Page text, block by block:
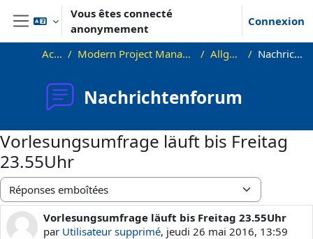
Passer au contenu principal
Panneau latéral
Vous êtes connecté
anonymement
Connexion
Accueil Modern Project Management in ICT, HUST Allgemeines Nachrichtenforum
Nachrichtenforum
Vorlesungsumfrage läuft bis Freitag
23.55Uhr
Type d’affichage
Vorlesungsumfrage läuft bis Freitag 23.55Uhr
par Utilisateur supprimé, jeudi 26 mai 2016, 13:59
Nombre de réponses : 0